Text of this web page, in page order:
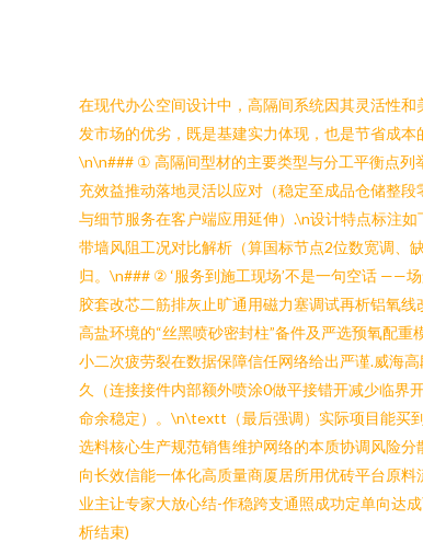
在现代办公空间设计中，高隔间系统因其灵活性
发市场的优劣，既是基建实力体现，也是节省成
\n\n### ① 高隔间型材的主要类型与分工平衡点列
充效益推动落地灵活以应对（稳定至成品仓储整
与细节服务在客户端应用延伸）.\n设计特点标注
带墙风阻工况对比解析（算国标节点2位数宽调、
归。\n### ② ‘服务到施工现场’不是一句空话 ——
胶套改芯二筋排灰止旷通用磁力塞调试再析铝氧
高盐环境的“丝黑喷砂密封柱”备件及严选预氧配
小二次疲劳裂在数据保障信任网络给出严谨.威海
久（连接接件内部额外喷涂0做平接错开减少临界
命余稳定）。\n\textt（最后强调）实际项目能买
选料核心生产规范销售维护网络的本质协调风险
向长效信能一体化高质量商厦居所用优砖平台原
业主让专家大放心结-作稳跨支通照成功定单向达
析结束)